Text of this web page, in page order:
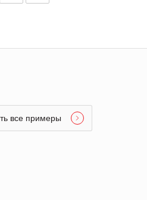
все примеры